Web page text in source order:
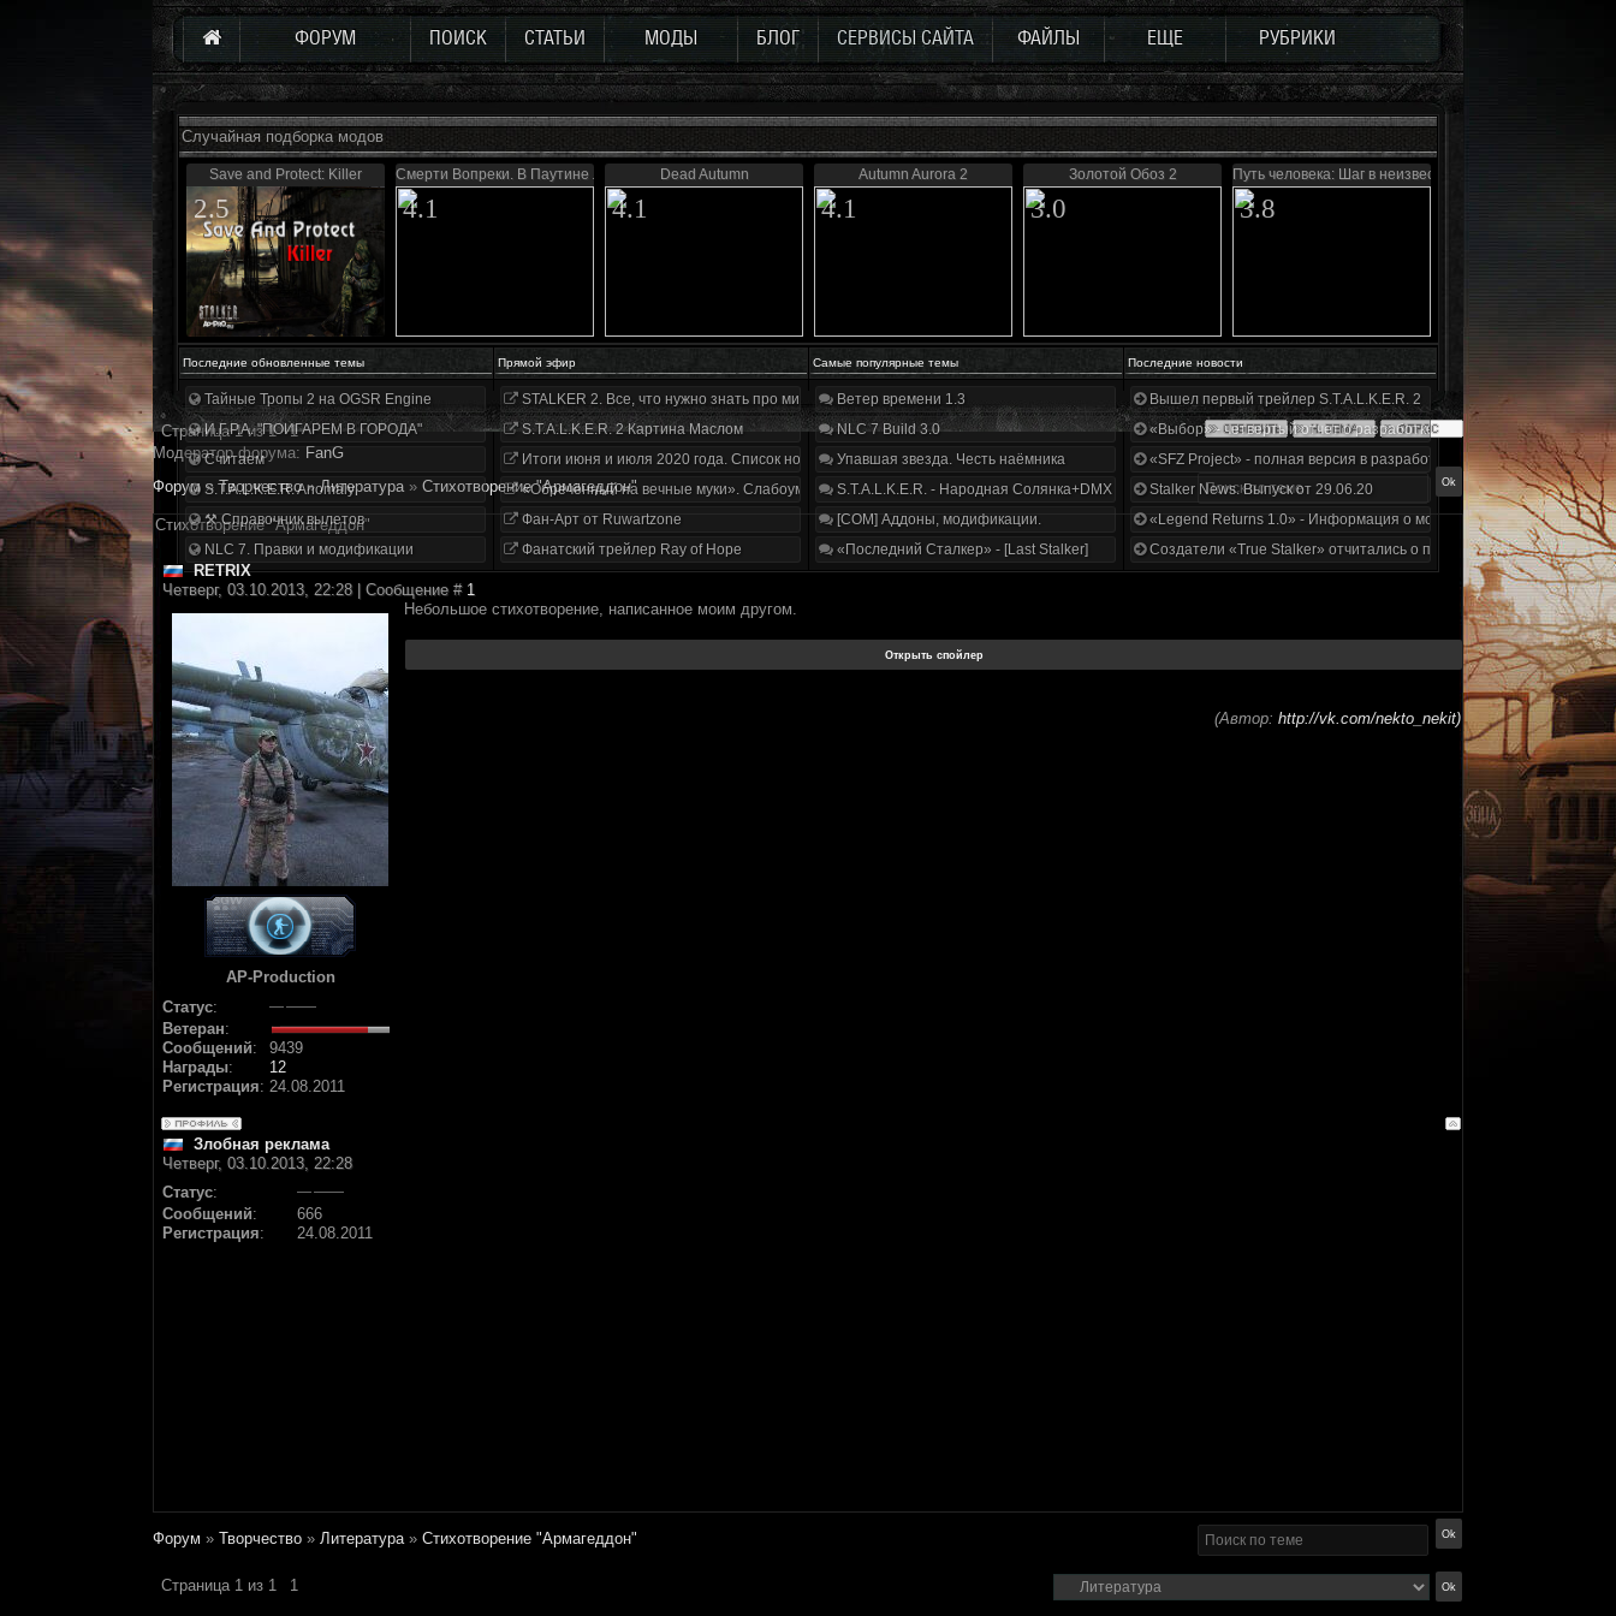
ФОРУМ ПОИСК СТАТЬИ МОДЫ БЛОГ СЕРВИСЫ САЙТА ФАЙЛЫ ЕЩЕ РУБРИКИ
Случайная подборка модов
Save and Protect: Killer
2.5
Смерти Вопреки. В Паутине лжи
4.1
Dead Autumn
4.1
Autumn Aurora 2
4.1
Золотой Обоз 2
3.0
Путь человека: Шаг в неизвестность
3.8
Последние обновленные темы Прямой эфир Самые популярные темы Последние новости
Тайные Тропы 2 на OGSR Engine
И.Г.Р.А. "ПОИГАРЕМ В ГОРОДА"
Считаем
S.T.A.L.K.E.R. Anomaly
⚒ Справочник вылетов
NLC 7. Правки и модификации
STALKER 2. Все, что нужно знать про мир, геймплей и сюжет | Разбор трейлера
S.T.A.L.K.E.R. 2 Картина Маслом
Итоги июня и июля 2020 года. Список нововведений
«Обречённый на вечные муки». Слабоумие и отвага
Фан-Арт от Ruwartzone
Фанатский трейлер Ray of Hope
Ветер времени 1.3
NLC 7 Build 3.0
Упавшая звезда. Честь наёмника
S.T.A.L.K.E.R. - Народная Солянка+DMX 1.3.5.ООП.МА.К.
[COM] Аддоны, модификации.
«Последний Сталкер» - [Last Stalker]
Вышел первый трейлер S.T.A.L.K.E.R. 2
«Выбор» - четвертый отчет о разработке!
«SFZ Project» - полная версия в разработке!
Stalker News. Выпуск от 29.06.20
«Legend Returns 1.0» - Информация о моде за июнь 2020
Создатели «True Stalker» отчитались о проделанной работе
Страница1из1
1
Модератор форума: FanG
Форум » Творчество » Литература » Стихотворение "Армагеддон"
Стихотворение "Армагеддон"
RETRIX
Четверг, 03.10.2013, 22:28 | Сообщение # 1
AP-Production
Статус:
Ветеран:
Сообщений:
9439
Награды:
12
Регистрация: 24.08.2011
Небольшое стихотворение, написанное моим другом.
(Автор: http://vk.com/nekto_nekit)
Злобная реклама
Четверг, 03.10.2013, 22:28
Статус:
Сообщений:
666
Регистрация: 24.08.2011
Форум » Творчество » Литература » Стихотворение "Армагеддон"
Страница 1 из 1 1